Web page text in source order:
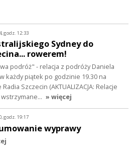
godz. 12:33
Sydney do
rowerem!
podróż" - relacja z podróży Daniela
każdy piątek po godzinie 19.30 na
Szczecin (AKTUALIZACJA: Relacje
wstrzymane… » więcej
godz. 19:17
wyprawy